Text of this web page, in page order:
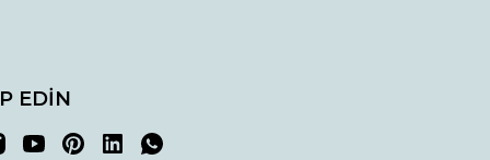
EDİN